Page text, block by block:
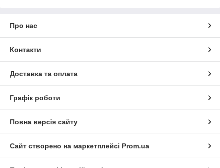
Про нас
Контакти
Доставка та оплата
Графік роботи
Повна версія сайту
Сайт створено на маркетплейсі Prom.ua